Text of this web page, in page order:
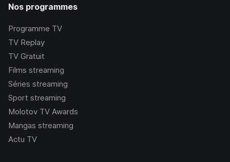
Nos programmes
Programme TV
TV Replay
TV Gratuit
Films streaming
Séries streaming
Sport streaming
Molotov TV Awards
Mangas streaming
Actu TV